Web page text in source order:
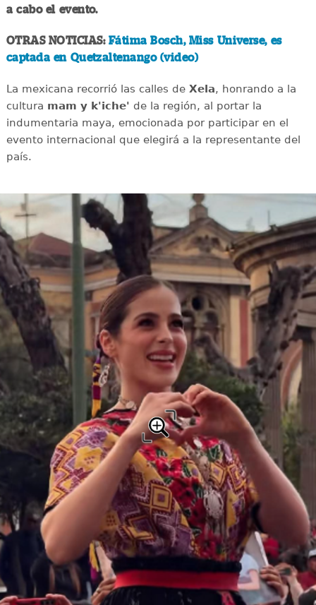
a cabo el evento.
OTRAS NOTICIAS: Fátima Bosch, Miss Universe, es
captada en Quetzaltenango (video)
La mexicana recorrió las calles deXela, honrando a la
cultura mam y k'iche' de la región, al portar la
indumentaria maya, emocionada por participar en el
evento internacional que elegirá a la representante del
país.